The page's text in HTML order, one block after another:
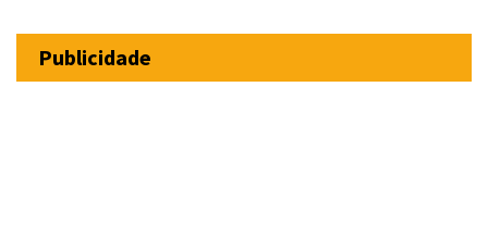
Publicidade